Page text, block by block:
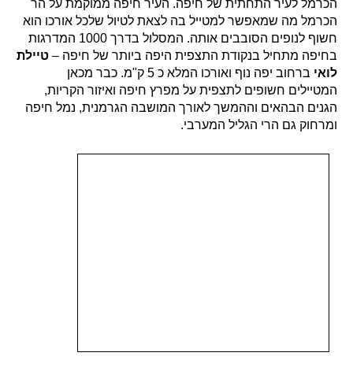
הכרמל לעיר התחתית של חיפה. העיר חיפה ממוקמת על הר
הכרמל מה שמאפשר למטייל בה לצאת לטיול שלכל אורכו הוא
חשוף לנופים הסובבים אותה. המסלול בדרך 1000 המדרגות
בחיפה מתחיל בנקודת התצפית היפה ביותר של חיפה – טיילת
לואי
ברחוב יפה נוף ואורכו המלא כ 5 ק"מ. כבר מכאן
המטיילים חשופים לתצפית על מפרץ חיפה ואיזור הקריות,
הגנים הבהאים וההמשך לאורך המושבה הגרמנית, נמל חיפה
ומרחוק גם הרי הגליל המערבי.